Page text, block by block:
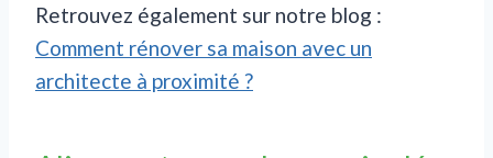
Retrouvez également sur notre blog :
Comment rénover sa maison avec un
architecte à proximité ?